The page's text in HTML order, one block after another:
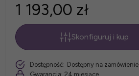
1 193,00 zł
*Rozmiar
materaca:
szt.
Skonfiguruj i kup
Dostępność: Dostępny na zamówienie
Gwarancja: 24 miesiące